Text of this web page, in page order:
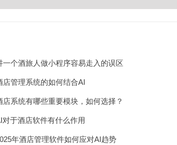
一个酒旅人做小程序容易走入的误区
店管理系统的如何结合AI
店系统有哪些重要模块，如何选择？
对于酒店软件有什么作用
年酒店管理软件如何应对AI趋势